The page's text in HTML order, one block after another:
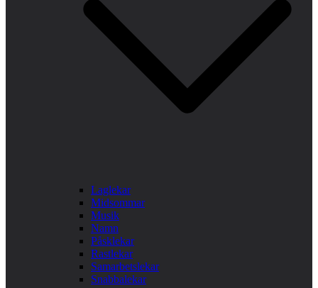
Laglekar
Midsommar
Musik
Namn
Påsklekar
Rastlekar
Samarbetslekar
Snabbalekar